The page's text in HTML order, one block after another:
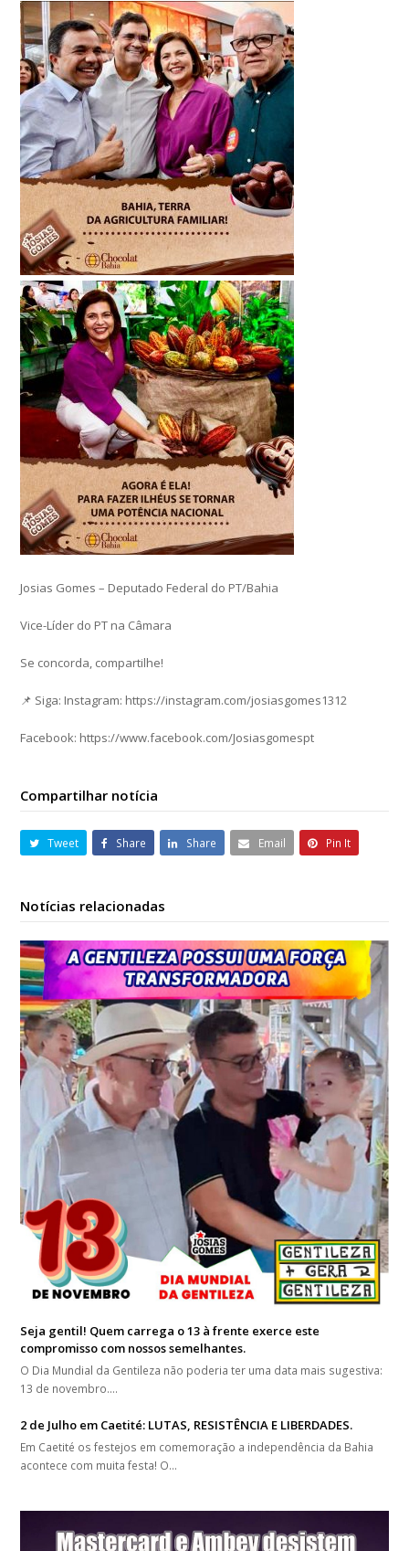
Josias Gomes – Deputado Federal do PT/Bahia
Vice-Líder do PT na Câmara
Se concorda, compartilhe!
📌 Siga: Instagram: https://instagram.com/josiasgomes1312
Facebook: https://www.facebook.com/Josiasgomespt
Compartilhar notícia
Tweet Share Share Email Pin It
Notícias relacionadas
Seja gentil! Quem carrega o 13 à frente exerce este
compromisso com nossos semelhantes.
O Dia Mundial da Gentileza não poderia ter uma data mais sugestiva:
13 de novembro.…
2 de Julho em Caetité: LUTAS, RESISTÊNCIA E LIBERDADES.
Em Caetité os festejos em comemoração a independência da Bahia
acontece com muita festa! O…